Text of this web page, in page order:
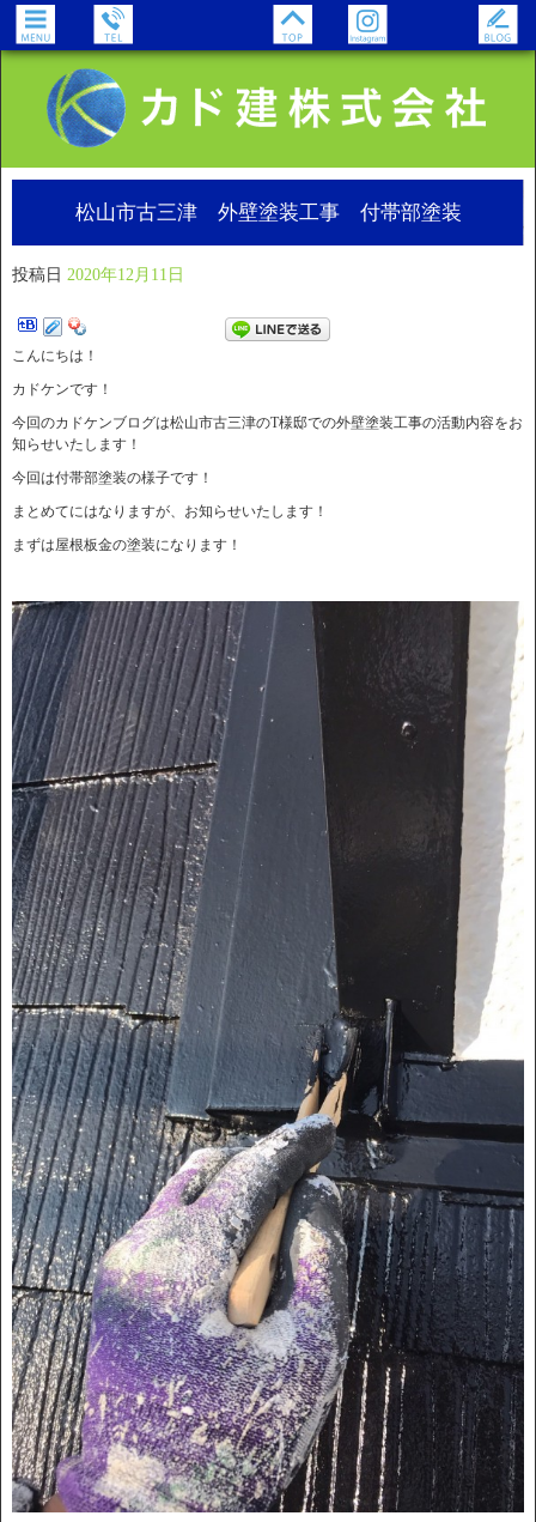
松山市古三津 外壁塗装工事 付帯部塗装
投稿日 2020年12月11日
こんにちは！
カドケンです！
今回のカドケンブログは松山市古三津のT様邸での外壁塗装工事の活動内容をお
知らせいたします！
今回は付帯部塗装の様子です！
まとめてにはなりますが、お知らせいたします！
まずは屋根板金の塗装になります！